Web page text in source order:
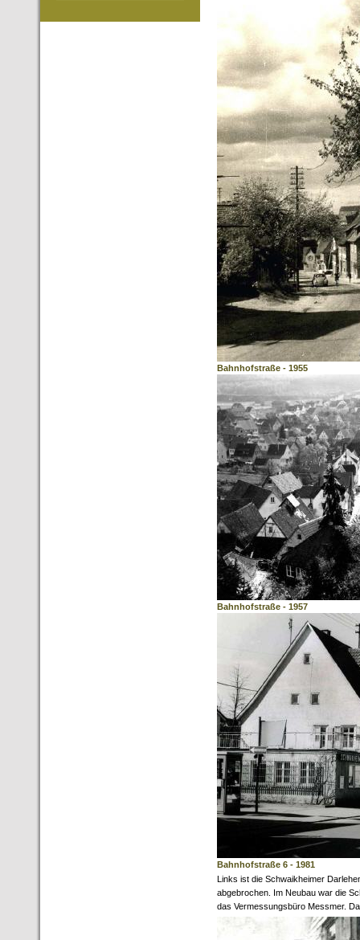
Bahnhofstraße - 1955
Bahnhofstraße - 1957
Bahnhofstraße 6 - 1981
Links ist die Schwaikheimer
abgebrochen. Im Neubau war die
das Vermessungsbüro Messmer.